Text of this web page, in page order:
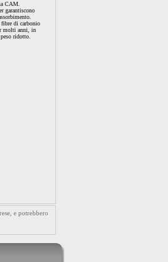
CAM.
garantiscono
fibre di carbonio
molti anni, in
ridotto.
e potrebbero